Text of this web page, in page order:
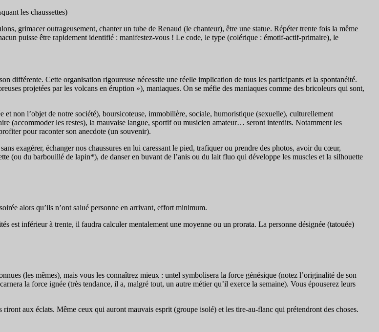
les chaussettes)
grimacer outrageusement, chanter un tube de Renaud (le chanteur), être une statue. Répéter trente fois la même
puisse être rapidement identifié : manifestez-vous ! Le code, le type (colérique : émotif-actif-primaire), le
différente. Cette organisation rigoureuse nécessite une réelle implication de tous les participants et la spontanéité.
projetées par les volcans en éruption »), maniaques. On se méfie des maniaques comme des bricoleurs qui sont,
non l’objet de notre société), boursicoteuse, immobilière, sociale, humoristique (sexuelle), culturellement
(accommoder les restes), la mauvaise langue, sportif ou musicien amateur… seront interdits. Notamment les
pour raconter son anecdote (un souvenir).
exagérer, échanger nos chaussures en lui caressant le pied, trafiquer ou prendre des photos, avoir du cœur,
(ou du barbouillé de lapin*), de danser en buvant de l’anis ou du lait fluo qui développe les muscles et la silhouette
alors qu’ils n’ont salué personne en arrivant, effort minimum.
est inférieur à trente, il faudra calculer mentalement une moyenne ou un prorata. La personne désignée (tatouée)
(les mêmes), mais vous les connaîtrez mieux : untel symbolisera la force génésique (notez l’originalité de son
la force ignée (très tendance, il a, malgré tout, un autre métier qu’il exerce la semaine). Vous épouserez leurs
aux éclats. Même ceux qui auront mauvais esprit (groupe isolé) et les tire-au-flanc qui prétendront des choses.